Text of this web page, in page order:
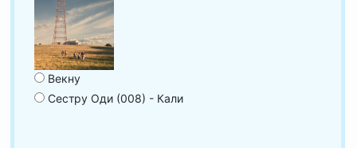
Векну
Сестру Оди (008) - Кали